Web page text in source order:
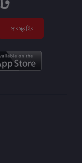
সাবস্ক্রাইব